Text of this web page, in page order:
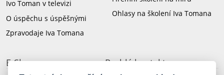
Ivo Toman v televizi
O úspěchu s úspěšnými
Zpravodaje Iva Tomana
Ohlasy na školení Iva Tomana
E-Shop Rychlý kontakt